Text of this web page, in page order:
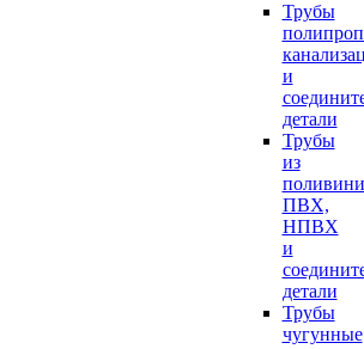
Трубы
и
детали
Трубы
из
ПВХ,
НПВХ
и
детали
Трубы
чугунные